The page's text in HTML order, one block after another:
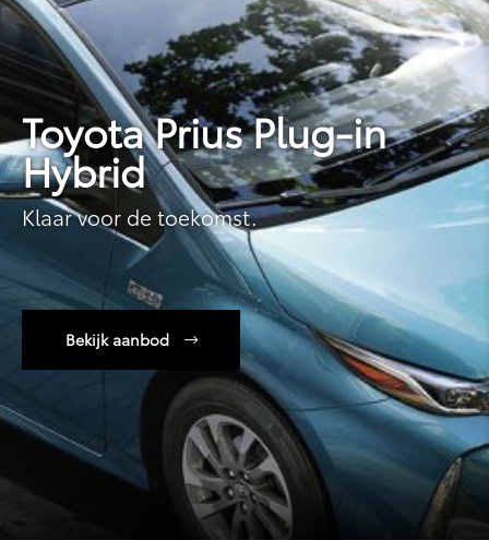
Toyota onderhoud
Aygo X
Aygo X
Yaris
Toyota Prius Plug-in
Hybrid
Klaar voor de toekomst.
Bekijk aanbod